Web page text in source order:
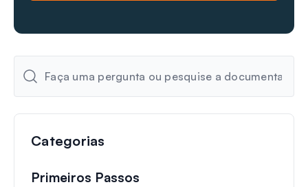
Categorias
Primeiros Passos